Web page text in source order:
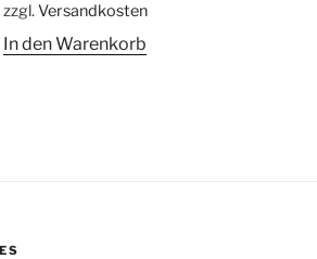
zzgl.Versandkosten
In den Warenkorb